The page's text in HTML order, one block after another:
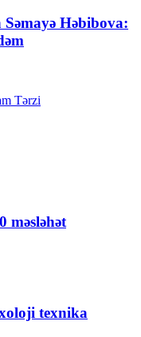
Səmayə Həbibova:
Tərzi
məsləhət
texnika